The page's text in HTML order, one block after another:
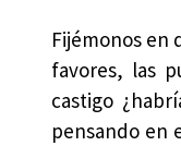
Fijémonos en
favores, las
castigo
pensando en